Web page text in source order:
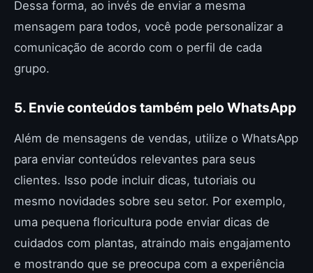
Dessa forma, ao invés de enviar a mesma
mensagem para todos, você pode personalizar a
comunicação de acordo com o perfil de cada
grupo.
5. Envie conteúdos também pelo WhatsApp
Além de mensagens de vendas, utilize o WhatsApp
para enviar conteúdos relevantes para seus
clientes. Isso pode incluir dicas, tutoriais ou
mesmo novidades sobre seu setor. Por exemplo,
uma pequena floricultura pode enviar dicas de
cuidados com plantas, atraindo mais engajamento
e mostrando que se preocupa com a experiência